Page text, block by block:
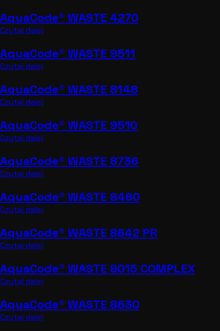
AquaCode® WASTE 4270
Czytaj dalej
AquaCode® WASTE 9511
Czytaj dalej
AquaCode® WASTE 8148
Czytaj dalej
AquaCode® WASTE 9510
Czytaj dalej
AquaCode® WASTE 8736
Czytaj dalej
AquaCode® WASTE 8460
Czytaj dalej
AquaCode® WASTE 8642 PR
Czytaj dalej
AquaCode® WASTE 8015 COMPLEX
Czytaj dalej
AquaCode® WASTE 8630
Czytaj dalej